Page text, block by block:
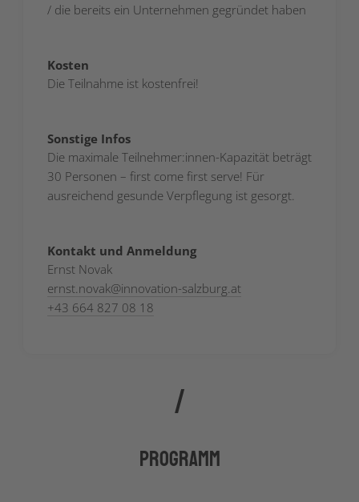
/ die bereits ein Unternehmen gegründet haben
Kosten
Die Teilnahme ist kostenfrei!
Sonstige Infos
Die maximale Teilnehmer:innen-Kapazität beträgt
30 Personen – first come first serve! Für
ausreichend gesunde Verpflegung ist gesorgt.
Kontakt und Anmeldung
Ernst Novak
ernst.novak@innovation-salzburg.at
+43 664 827 08 18
Programm